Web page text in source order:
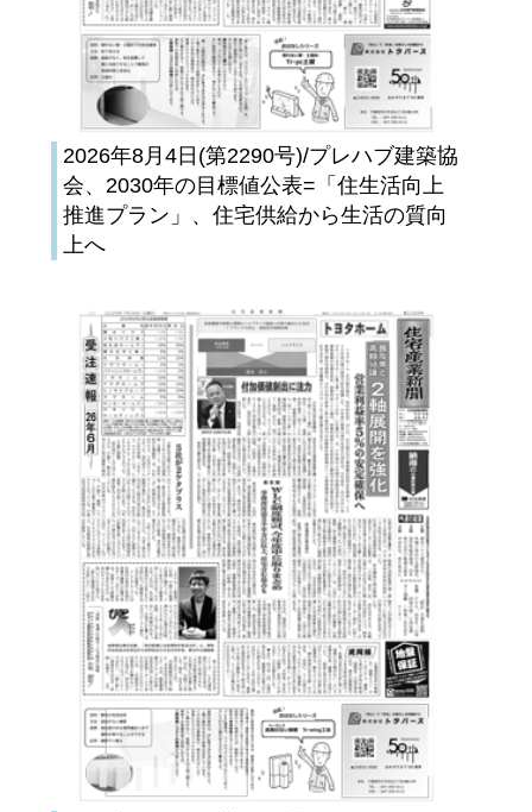
2026年8月4日(第2290号)/プレハブ建築協
会、2030年の目標値公表=「住生活向上
推進プラン」、住宅供給から生活の質向
上へ